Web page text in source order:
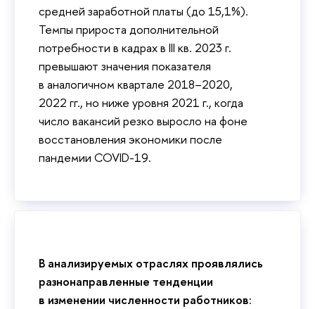
средней заработной платы (до 15,1%).
Темпы прироста дополнительной
потребности в кадрах в III кв. 2023 г.
превышают значения показателя
в аналогичном квартале 2018–2020,
2022 гг., но ниже уровня 2021 г., когда
число вакансий резко выросло на фоне
восстановления экономики после
пандемии COVID-19.
В анализируемых отраслях проявлялись
разнонаправленные тенденции
в изменении численности работников: